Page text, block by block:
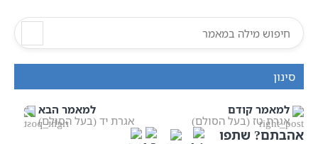
סינון
למאמר קודם
אגרת טז (בעל הסולם)
למאמר הבא
אגרת יד (בעל הסולם)
אהבתם? שתפו